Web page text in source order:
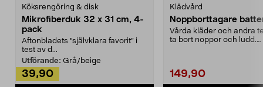
Köksrengöring & disk
Mikrofiberduk 32 x 31 cm, 4-
pack
Aftonbladets "självklara favorit” i
test av d...
Utförande: Grå/beige
39,90
Klädvård
Noppborttagare
Vårda kläder och andra
ta bort noppor och ludd.
149,90